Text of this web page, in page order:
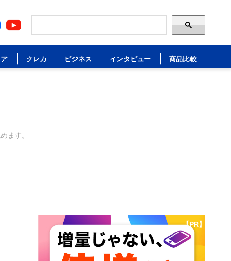
ア クレカ ビジネス インタビュー 商品比較
ます。
【PR】